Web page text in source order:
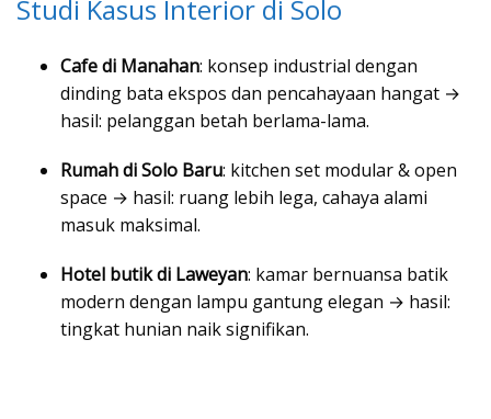
Studi Kasus Interior di Solo
Cafe di Manahan: konsep industrial dengan
dinding bata ekspos dan pencahayaan hangat →
hasil: pelanggan betah berlama-lama.
Rumah di Solo Baru: kitchen set modular & open
space → hasil: ruang lebih lega, cahaya alami
masuk maksimal.
Hotel butik di Laweyan: kamar bernuansa batik
modern dengan lampu gantung elegan → hasil:
tingkat hunian naik signifikan.